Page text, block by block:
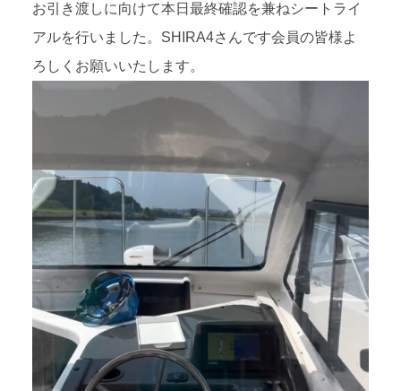
お引き渡しに向けて本日最終確認を兼ねシートライ
アルを行いました。SHIRA4さんです会員の皆様よ
ろしくお願いいたします。